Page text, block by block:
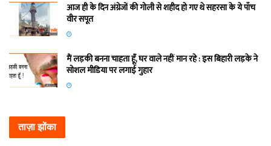
आज ही के दिन अंग्रेजों की गोली से शहीद हो गए थे सहरसा के ये पाँच
वीर सपूत
मैं लड़की बनना चाहता हूँ, घर वाले नहीं मान रहे : इस बिहारी लड़के ने
सोशल मीडिया पर लगाई गुहार
ताज़ा झोंका